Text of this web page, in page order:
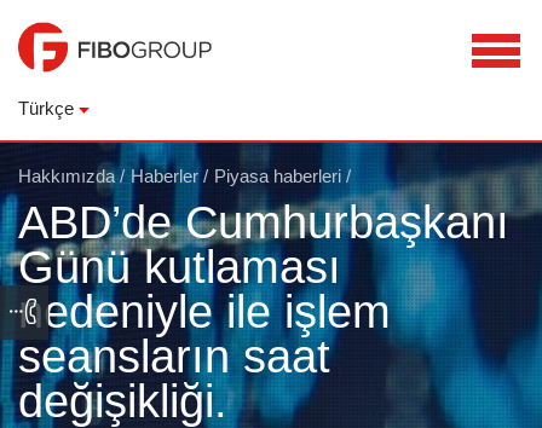
Türkçe
Hakkımızda/ Haberler / Piyasa haberleri /
ABD’de Cumhurbaşkanı
Günü kutlaması
nedeniyle ile işlem
seansların saat
değişikliği.